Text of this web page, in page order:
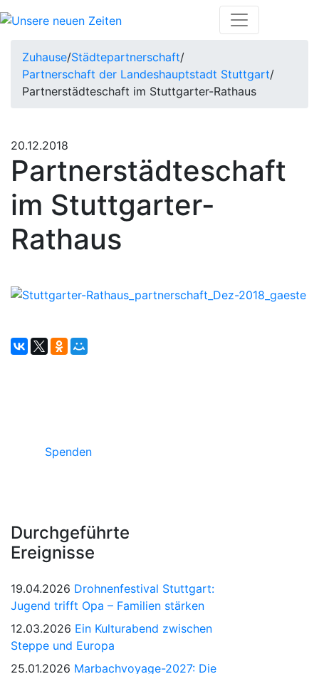
Zuhause/Städtepartnerschaft/
Partnerschaft der Landeshauptstadt Stuttgart/
Partnerstädteschaft im Stuttgarter-Rathaus
20.12.2018
Partnerstädteschaft
im Stuttgarter-
Rathaus
Spenden
Durchgeführte
Ereignisse
19.04.2026 Drohnenfestival Stuttgart:
Jugend trifft Opa – Familien stärken
12.03.2026 Ein Kulturabend zwischen
Steppe und Europa
25.01.2026 Marbachvoyage-2027: Die